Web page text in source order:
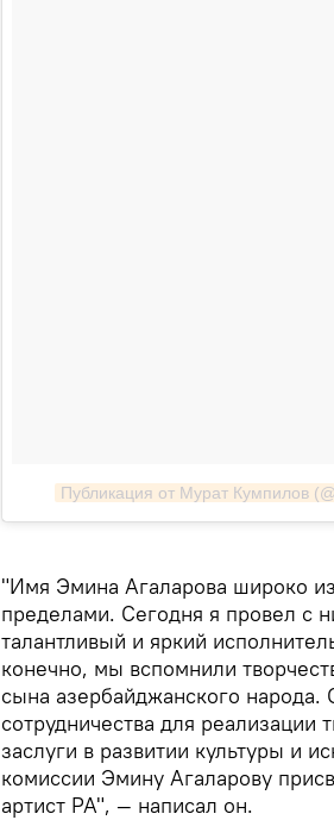
Публикация от Мурат Кумпилов
"Имя Эмина Агаларова широко
пределами. Сегодня я провел с
талантливый и яркий
конечно, мы вспомнили
сына азербайджанского народа.
сотрудничества для реализации
заслуги в развитии культуры и
комиссии Эмину Агаларову
артист РА", — написал он.